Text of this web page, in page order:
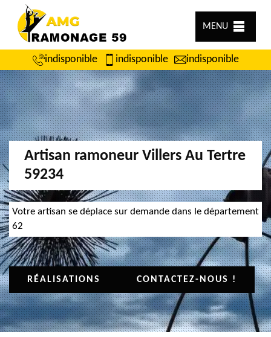
MENU
indisponible indisponible indisponible
Artisan ramoneur Villers Au Tertre
59234
Votre artisan se déplace sur demande dans le département
62
RÉALISATIONS CONTACTEZ-NOUS !